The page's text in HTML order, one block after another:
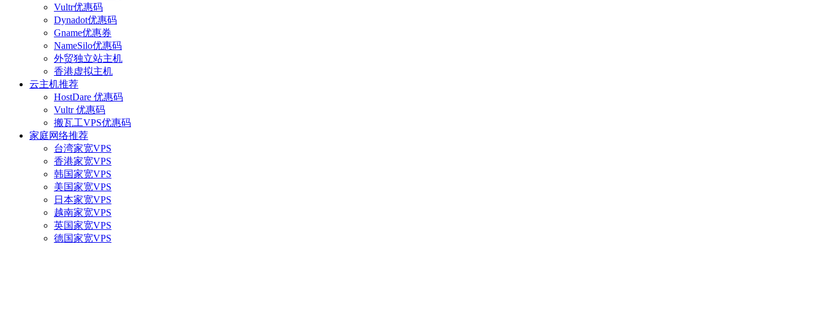
Vultr优惠码
Dynadot优惠码
Gname优惠券
NameSilo优惠码
外贸独立站主机
香港虚拟主机
云主机推荐
HostDare 优惠码
Vultr 优惠码
搬瓦工VPS优惠码
家庭网络推荐
台湾家宽VPS
香港家宽VPS
韩国家宽VPS
美国家宽VPS
日本家宽VPS
越南家宽VPS
英国家宽VPS
德国家宽VPS